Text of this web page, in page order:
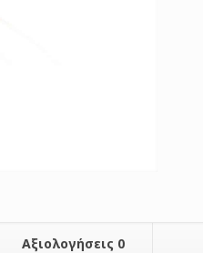
Αξιολογήσεις 0